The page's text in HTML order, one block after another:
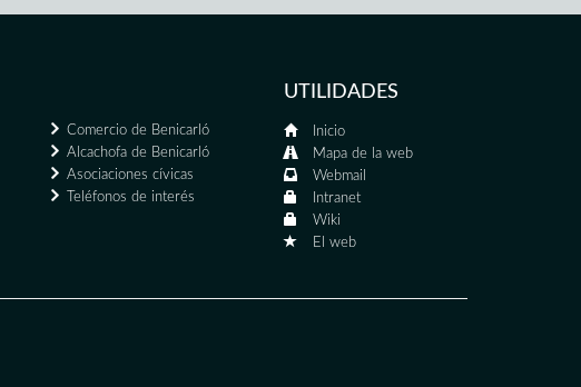
Comercio de Benicarló
Alcachofa de Benicarló
Asociaciones cívicas
Teléfonos de interés
UTILIDADES
Inicio
Mapa de la web
Webmail
Intranet
Wiki
El web